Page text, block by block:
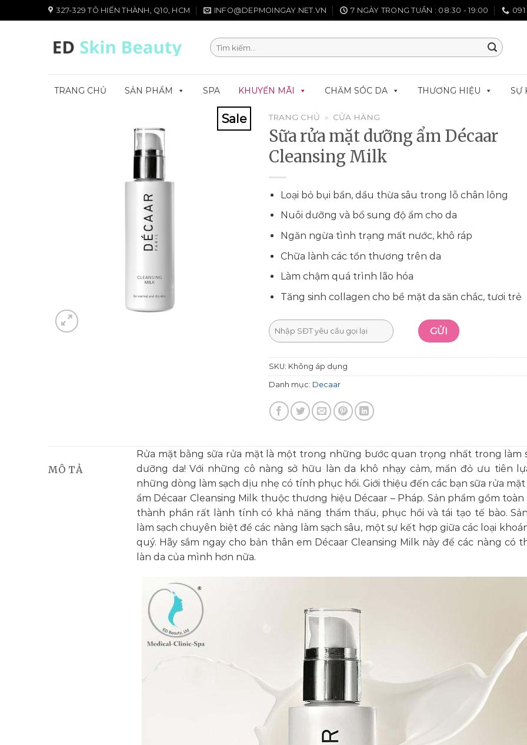
đến
327-329 TÔ HIẾN THÀNH, Q10, HCM INFO@DEPMOINGAY.NET.VN 7 NGÀY TRONG TUẦN : 08:30 - 19:00 091
Tìm
kiếm:
TRANG CHỦ SẢN PHẨM SPA KHUYẾN MÃI CHĂM SÓC DA THƯƠNG HIỆU SỰ
Sale TRANG CHỦ » CỬA HÀNG
Sữa rửa mặt dưỡng ẩm Décaar
Cleansing Milk
Loại bỏ bụi bẩn, dầu thừa sâu trong lỗ chân lông
Nuôi dưỡng và bổ sung độ ẩm cho da
Ngăn ngừa tình trạng mất nước, khô ráp
Chữa lành các tổn thương trên da
Làm chậm quá trình lão hóa
Tăng sinh collagen cho bề mặt da săn chắc, tươi trẻ
SKU: Không áp dụng
Danh mục: Decaar
MÔ TẢ
Rửa mặt bằng sữa rửa mặt là một trong những bước quan trọng nhất trong làm
dưỡng da! Với những cô nàng sở hữu làn da khô nhạy cảm, mẩn đỏ ưu tiên
những dòng làm sạch dịu nhẹ có tính phục hồi. Giới thiệu đến các bạn sữa rửa
ẩm Décaar Cleansing Milk thuộc thương hiệu Décaar – Pháp. Sản phẩm gồm
thành phần rất lành tính có khả năng thẩm thấu, phục hồi và tái tạo tế bào.
làm sạch chuyên biệt để các nàng làm sạch sâu, một sự kết hợp giữa các loại
quý. Hãy sắm ngay cho bản thân em Décaar Cleansing Milk này để các nàng có
làn da của mình hơn nữa.